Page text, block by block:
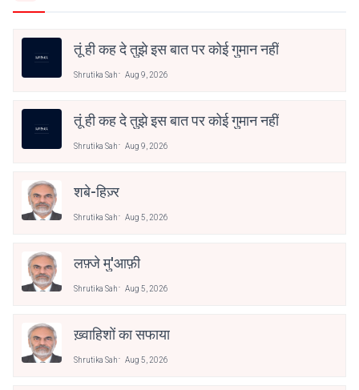
तूं ही कह दे तुझे इस बात पर कोई गुमान नहीं
Shrutika Sah Aug 9, 2026
तूं ही कह दे तुझे इस बात पर कोई गुमान नहीं
Shrutika Sah Aug 9, 2026
शबे-हिज़्र
Shrutika Sah Aug 5, 2026
लफ़्जे मु'आफ़ी
Shrutika Sah Aug 5, 2026
ख़्वाहिशों का सफाया
Shrutika Sah Aug 5, 2026